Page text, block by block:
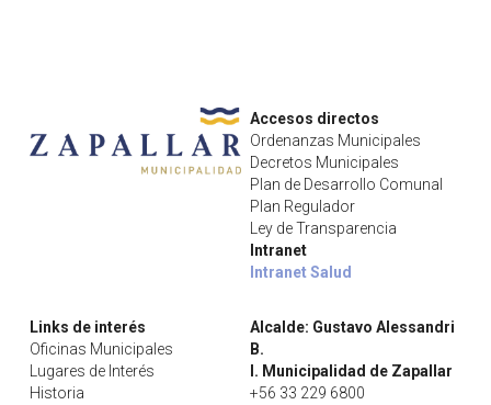
Educación
Actividades de verano
Plan de Gbno Local 2024-2028
Contacto
Accesos directos
Ordenanzas Municipales
Decretos Municipales
Plan de Desarrollo Comunal
Plan Regulador
Ley de Transparencia
Intranet
Intranet Salud
Links de interés
Oficinas Municipales
Lugares de Interés
Historia
Alcalde: Gustavo Alessandri
B.
I. Municipalidad de Zapallar
+56 33 229 6800